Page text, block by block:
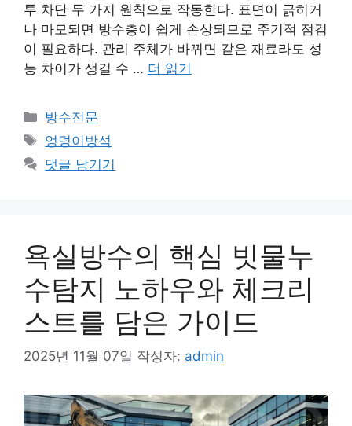
투 차단 두 가지 원칙으로 작동한다. 표면이 긁히거
나 마모되면 방수층이 쉽게 손상되므로 주기적 점검
이 필요하다. 관리 주체가 바뀌면 같은 재료라도 성
능 차이가 생길 수 … 더 읽기
카
테
고
리
방수전문
태
그
엉덩이방석
댓글 남기기
욕실방수의 핵심 빗물누
수탐지 노하우와 체크리
스트를 담은 가이드
2025년 11월 07일 작성자: admin